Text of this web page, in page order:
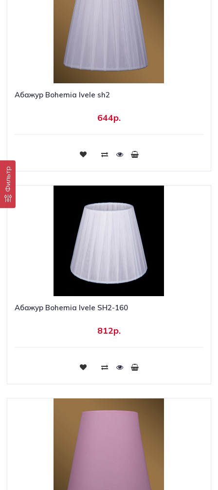
Фильтр
Абажур Bohemia Ivele sh2
644р.
Купить
Абажур Bohemia Ivele SH2-160
812р.
Купить